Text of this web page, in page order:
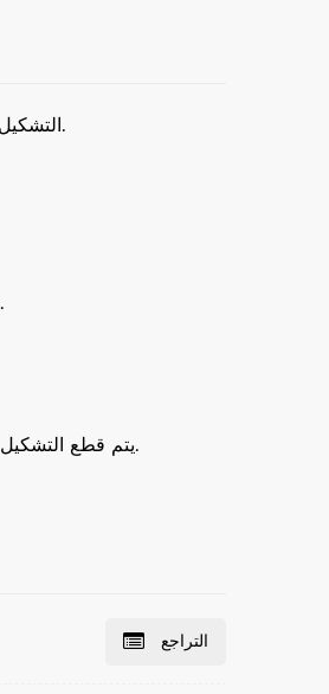
التشكيل ضروري لحياة الجميع. يمكنك رؤيته في الشامبو ومستحضرات التجميل وبراميل الزيت التي تستخدمها كثيرًا. هناك العديد من المزايا في صنع التشكيلات.
4. شكل الزجاجة واختيار السعة للتشكيلات أكثر حساسية ، والتي يمكن أن تنتج منتجات بأشكال زجاجات مختلفة وسعات مختلفة ، وتثري تنوع المنتجات.
3. يتم قطع التشكيل ذو الفم البلاستيكي الطويل بسبب البوابة الموجودة في الأسفل ، بحيث يتم توزيع التوتر بالتساوي أثناء عملية النفخ ، بحيث تكون جودة الزجاجة أفضل.
التراجع